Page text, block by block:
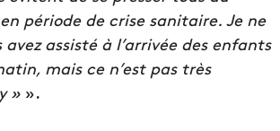
période de crise sanitaire. Je ne
avez assisté à l’arrivée des enfants
mais ce n’est pas très
» ».